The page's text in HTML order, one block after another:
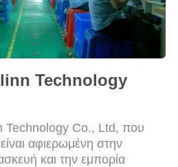
Technology
Technology Co., Ltd, που
αφιερωμένη στην
και την εμπορία